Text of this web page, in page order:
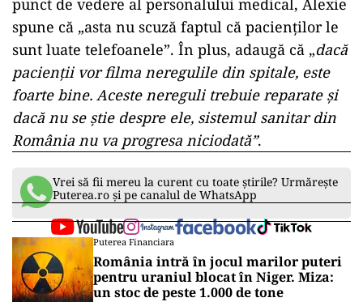
punct de vedere al personalului medical, Alexie
spune că „asta nu scuză faptul că pacienților le
sunt luate telefoanele”. În plus, adaugă că „dacă
pacienții vor filma neregulile din spitale, este
foarte bine. Aceste nereguli trebuie reparate și
dacă nu se știe despre ele, sistemul sanitar din
România nu va progresa niciodată”.
Vrei să fii mereu la curent cu toate știrile? Urmărește
Puterea.ro și pe canalul de WhatsApp
Puterea Financiara
România intră în jocul marilor puteri
pentru uraniul blocat în Niger. Miza:
un stoc de peste 1.000 de tone